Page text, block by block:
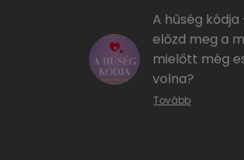
A hűség kódja
előzd meg a
mielőtt még
volna?
Tovább